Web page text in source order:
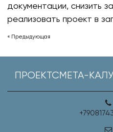
документации, снизить
реализовать проект в
« Предыдующая
ПРОЕКТСМЕТА-